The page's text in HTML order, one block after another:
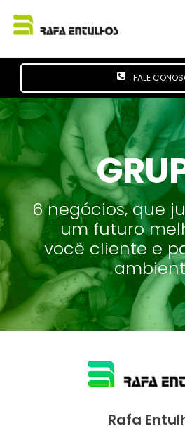
FALE
6 negócios, que
um futuro
você cliente e
Rafa